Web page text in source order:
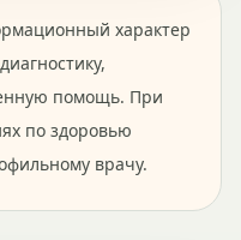
характер
помощь. При
по здоровью
врачу.